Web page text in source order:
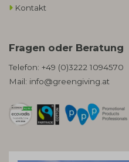
Kontakt
Fragen oder Beratung
Telefon: +49 (0)3222 1094570
Mail: info@greengiving.at